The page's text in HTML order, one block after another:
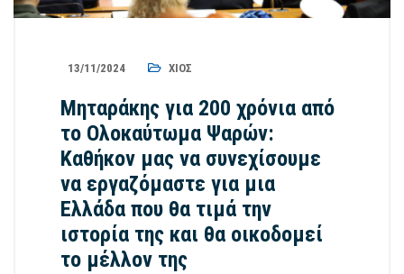
13/11/2024 ΧΊΟΣ
Μηταράκης για 200 χρόνια από
το Ολοκαύτωμα Ψαρών:
Καθήκον μας να συνεχίσουμε
να εργαζόμαστε για μια
Ελλάδα που θα τιμά την
ιστορία της και θα οικοδομεί
το μέλλον της